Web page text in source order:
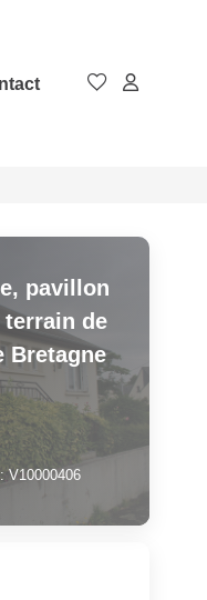
pavillon
terrain de
Bretagne
:V10000406